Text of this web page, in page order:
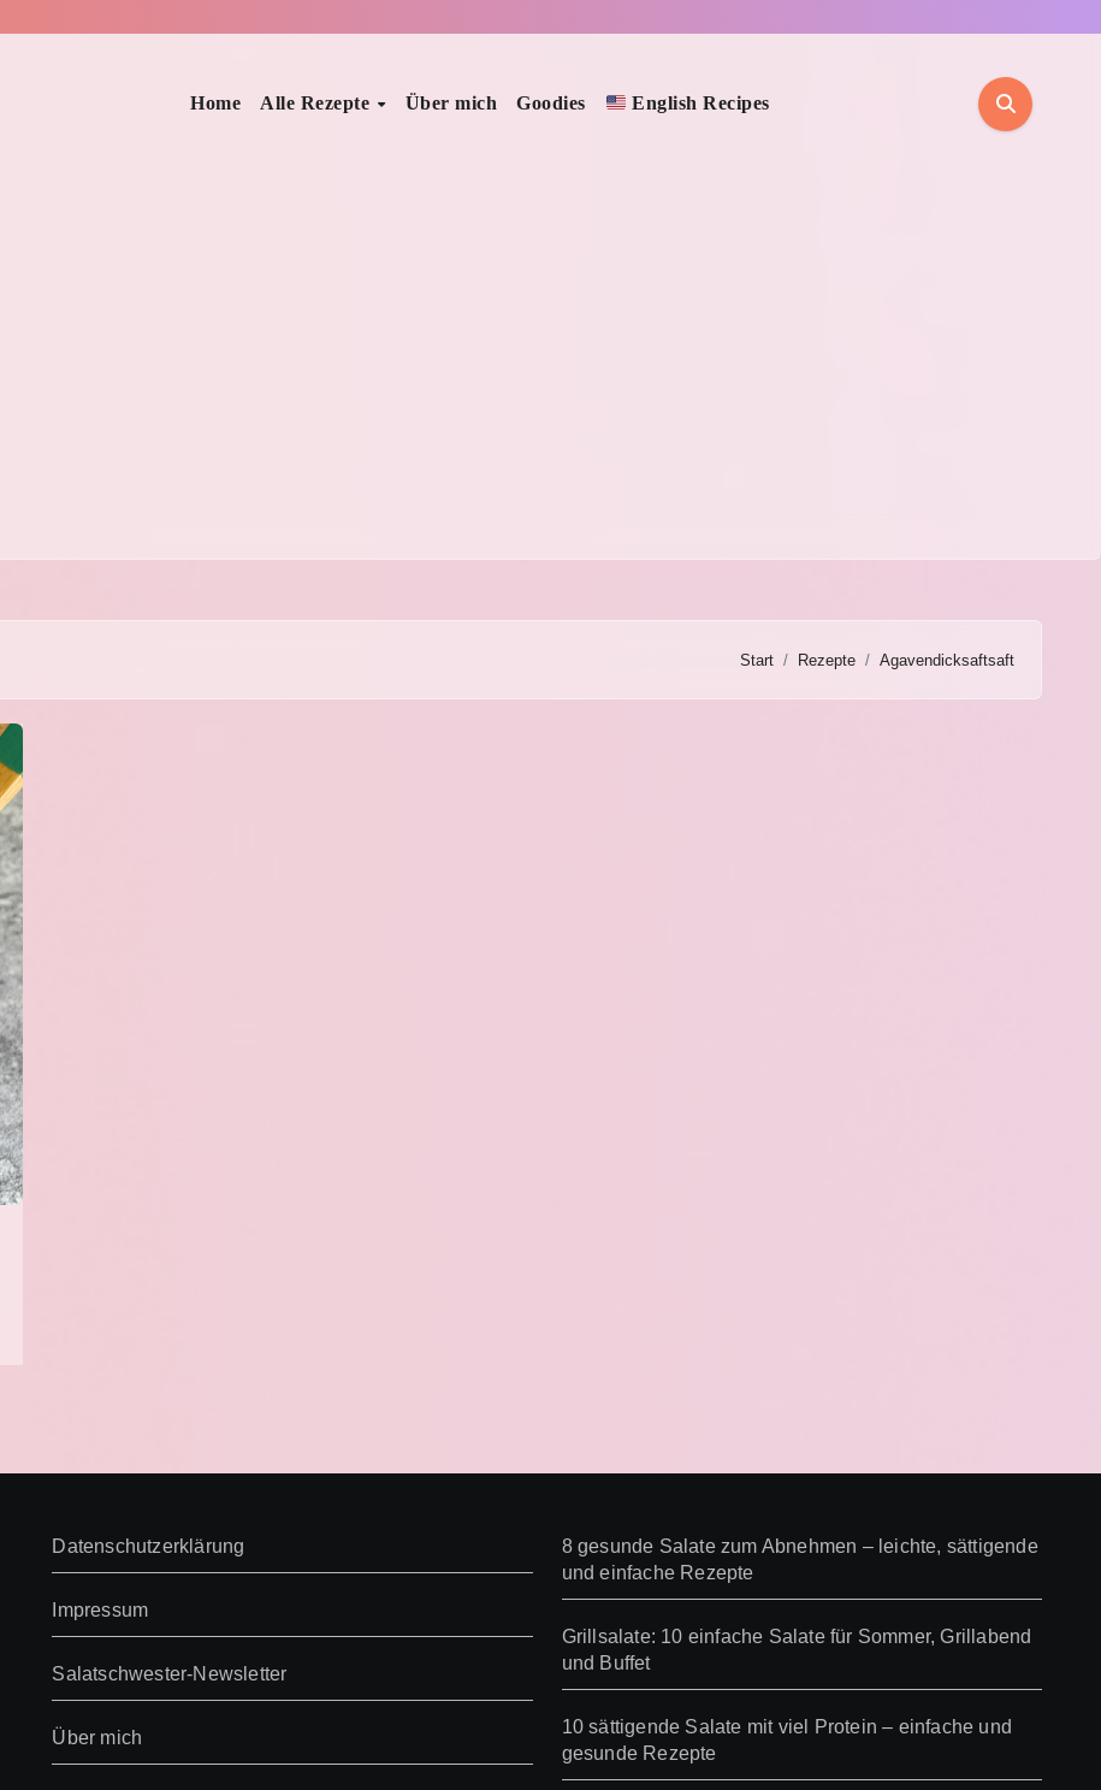
Home Alle Rezepte Über mich Goodies English Recipes
Start Rezepte Agavendicksaftsaft
Datenschutzerklärung
Impressum
Salatschwester-Newsletter
Über mich
8 gesunde Salate zum Abnehmen – leichte, sättigende
und einfache Rezepte
Grillsalate: 10 einfache Salate für Sommer, Grillabend
und Buffet
10 sättigende Salate mit viel Protein – einfache und
gesunde Rezepte